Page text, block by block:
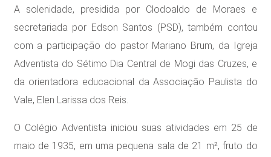
A solenidade, presidida por Clodoaldo de Moraes e
secretariada por Edson Santos (PSD), também contou
com a participação do pastor Mariano Brum, da Igreja
Adventista do Sétimo Dia Central de Mogi das Cruzes, e
da orientadora educacional da Associação Paulista do
Vale, Elen Larissa dos Reis.
O Colégio Adventista iniciou suas atividades em 25 de
maio de 1935, em uma pequena sala de 21 m², fruto do